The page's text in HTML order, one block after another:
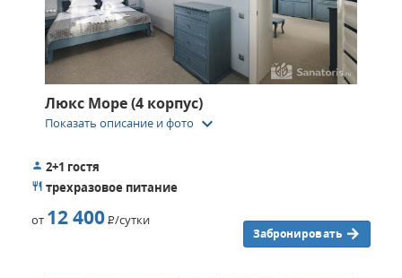
Люкс Море (4 корпус)
Показать описание и фото keyboard_arrow_down
2+1 гостя
трехразовое питание
от 12 400Р/сутки
Забронировать